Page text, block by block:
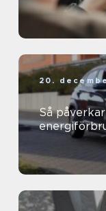
20.
Så